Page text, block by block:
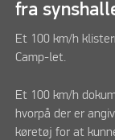
fra
Et 100 km/h
Camp-let.
Et 100 km/h
hvorpå der er
køretøj for at